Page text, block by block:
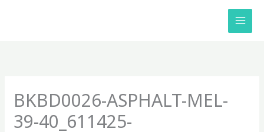
BKBD0026-ASPHALT-MEL-
39-40_611425-